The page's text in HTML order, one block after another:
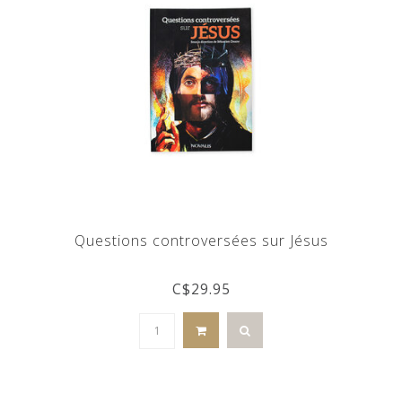
Questions controversées sur Jésus
C$29.95